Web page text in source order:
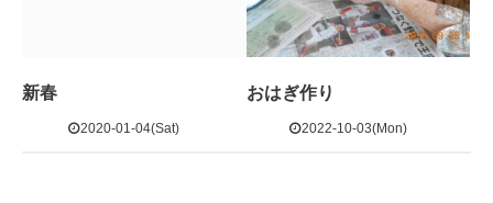
新春
2020-01-04(Sat)
おはぎ作り
2022-10-03(Mon)